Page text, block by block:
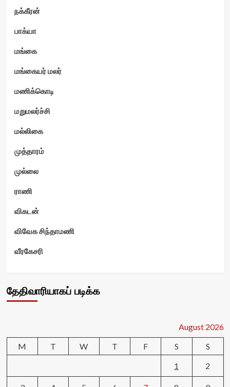
நக்கீரன்
பாக்யா
மங்கை
மங்கையர் மலர்
மணிக்கொடி
மறுமலர்ச்சி
மல்லிகை
முத்தாரம்
முல்லை
ராணி
விகடன்
விவேக சிந்தாமணி
வீரகேசரி
தேதிவாரியாகப் படிக்க
August 2026
M
T W T F S
S
1
2